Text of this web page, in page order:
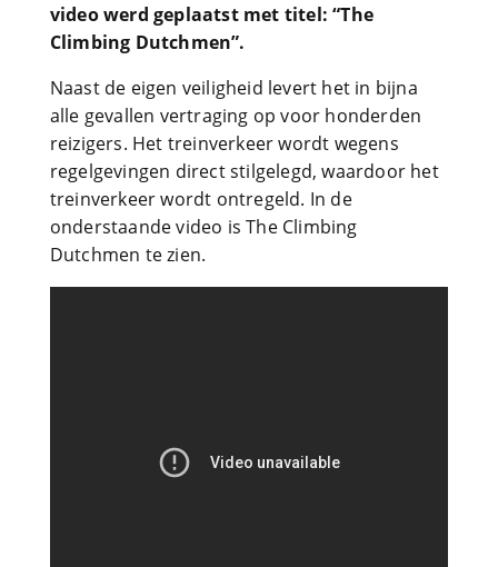
video werd geplaatst met titel: “The
Climbing Dutchmen”.
Naast de eigen veiligheid levert het in bijna
alle gevallen vertraging op voor honderden
reizigers. Het treinverkeer wordt wegens
regelgevingen direct stilgelegd, waardoor het
treinverkeer wordt ontregeld. In de
onderstaande video is The Climbing
Dutchmen te zien.